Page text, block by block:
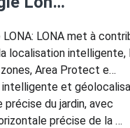
LONA met à
localisation intelligente,
Area Protect e…
et
précise du jardin, avec
précise de la …